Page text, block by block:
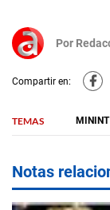
Por
Compartir en:
TEMAS MININT
Notas